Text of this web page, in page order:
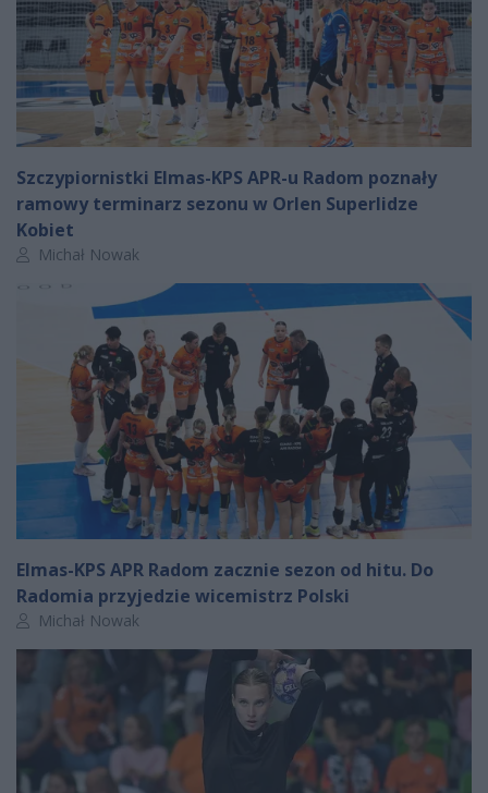
Szczypiornistki Elmas-KPS APR-u Radom poznały
ramowy terminarz sezonu w Orlen Superlidze
Kobiet
Autor artykułu:
Michał Nowak
Elmas-KPS APR Radom zacznie sezon od hitu. Do
Radomia przyjedzie wicemistrz Polski
Autor artykułu:
Michał Nowak